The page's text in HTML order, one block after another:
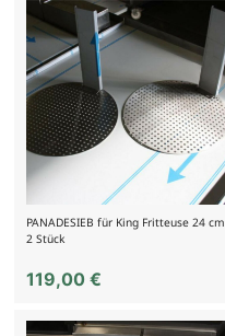
PANADESIEB für King Fritteuse 24 cm
2 Stück
119,00 €